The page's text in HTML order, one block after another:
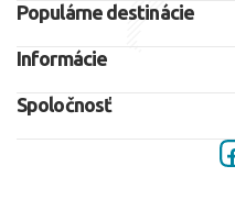
Populárne destinácie
Informácie
Spoločnosť